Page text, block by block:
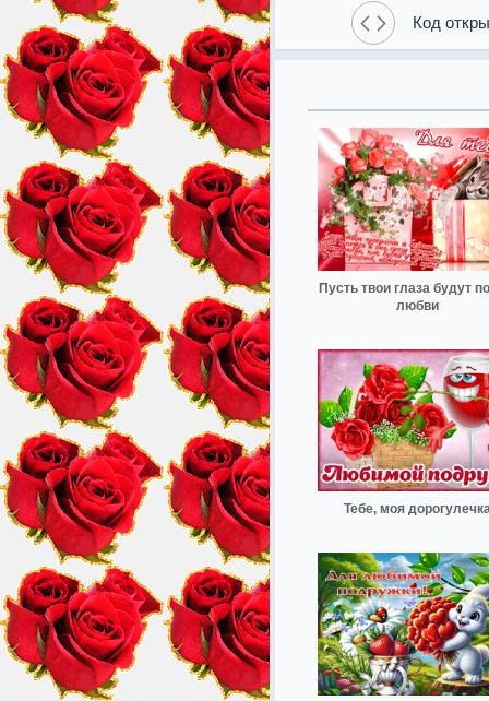
Код
Пусть твои глаза будут
любви
Тебе, моя